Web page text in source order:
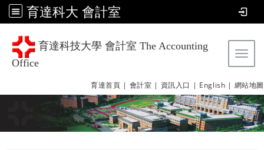
育達科大 會計室
育達科技大學 會計室 The Accounting
Office
育達首頁 | 會計室 | 資訊入口 | English | 網站地圖